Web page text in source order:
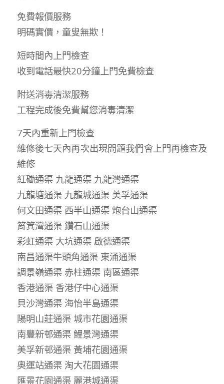
免費報價服務
明碼實價，童叟無欺！
短時間內上門檢查
收到電話最快20分鐘上門免費檢查
附送消毒清潔服務
工程完成後免費幫您消毒清潔
7天內重新上門檢查
維修後七天內再次出現問題我們會上門再檢查及
維修
紅磡通渠 九龍通渠 九龍灣通渠
九龍塘通渠 九龍城通渠 美孚通渠
何文田通渠 西半山通渠 炮台山通渠
筲箕灣通渠 鑽石山通渠
彩虹通渠 大坑通渠 啟德通渠
南昌通渠牛頭角通渠 東涌通渠
調景嶺通渠 赤柱通渠 南區通渠
香港通渠 香港仔中心通渠
貝沙灣通渠 海怡半島通渠
陽明山莊通渠 城市花園通渠
南豐新邨通渠 鯉景灣通渠
美孚新邨通渠 黃埔花園通渠
奧運站通渠 淘大花園通渠
匯景花園通渠 麗港城通渠